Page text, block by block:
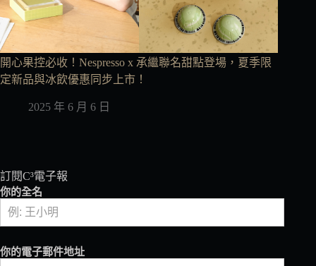
開心果控必收！Nespresso x 承繼聯名甜點登場，夏季限
定新品與冰飲優惠同步上市！
2025 年 6 月 6 日
訂閱C³電子報
你的全名
你的電子郵件地址